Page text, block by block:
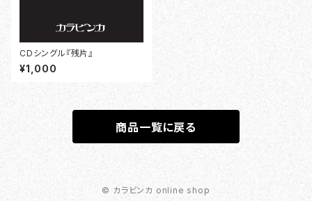
CDシングル『残片』
¥1,000
商品一覧に戻る
© カラビンカ online shop